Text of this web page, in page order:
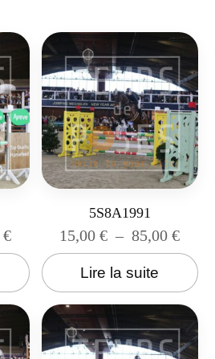
€
5S8A1991
15,00€ – 85,00€
Lire la suite